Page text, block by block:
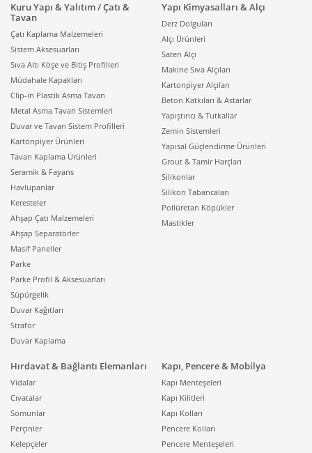
Kuru Yapı & Yalıtım / Çatı &
Tavan
Çatı Kaplama Malzemeleri
Sistem Aksesuarları
Sıva Altı Köşe ve Bitiş Profilleri
Müdahale Kapakları
Clip-in Plastik Asma Tavan
Metal Asma Tavan Sistemleri
Duvar ve Tavan Sistem Profilleri
Kartonpiyer Ürünleri
Tavan Kaplama Ürünleri
Seramik & Fayans
Havlupanlar
Keresteler
Ahşap Çatı Malzemeleri
Ahşap Separatörler
Masif Paneller
Parke
Parke Profil & Aksesuarları
Süpürgelik
Duvar Kağıtları
Strafor
Duvar Kaplama
Yapı Kimyasalları & Alçı
Derz Dolguları
Alçı Ürünleri
Saten Alçı
Makine Sıva Alçıları
Kartonpiyer Alçıları
Beton Katkıları & Astarlar
Yapıştırıcı & Tutkallar
Zemin Sistemleri
Yapısal Güçlendirme Ürünleri
Grout & Tamir Harçları
Silikonlar
Silikon Tabancaları
Poliüretan Köpükler
Mastikler
Hırdavat & Bağlantı Elemanları
Vidalar
Cıvatalar
Somunlar
Perçinler
Kelepçeler
Kapı, Pencere & Mobilya
Kapı Menteşeleri
Kapı Kilitleri
Kapı Kolları
Pencere Kolları
Pencere Menteşeleri